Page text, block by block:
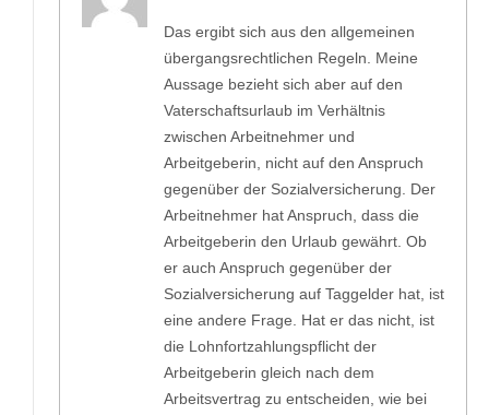
Das ergibt sich aus den allgemeinen
übergangsrechtlichen Regeln. Meine
Aussage bezieht sich aber auf den
Vaterschaftsurlaub im Verhältnis
zwischen Arbeitnehmer und
Arbeitgeberin, nicht auf den Anspruch
gegenüber der Sozialversicherung. Der
Arbeitnehmer hat Anspruch, dass die
Arbeitgeberin den Urlaub gewährt. Ob
er auch Anspruch gegenüber der
Sozialversicherung auf Taggelder hat, ist
eine andere Frage. Hat er das nicht, ist
die Lohnfortzahlungspflicht der
Arbeitgeberin gleich nach dem
Arbeitsvertrag zu entscheiden, wie bei